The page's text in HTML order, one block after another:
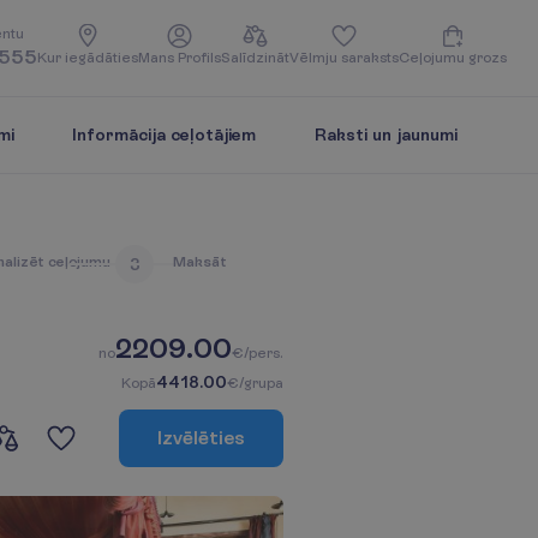
ntu
Kur iegādātiesMans ProfilsSalīdzinātVēlmju sarakstsCeļojumu grozs
Informācija ceļotājiem Raksti un jaunumi
alizēt ceļojumu 3 Maksāt
no2209.00€/pers.
Kopā4418.00€/grupa
Izvēlēties